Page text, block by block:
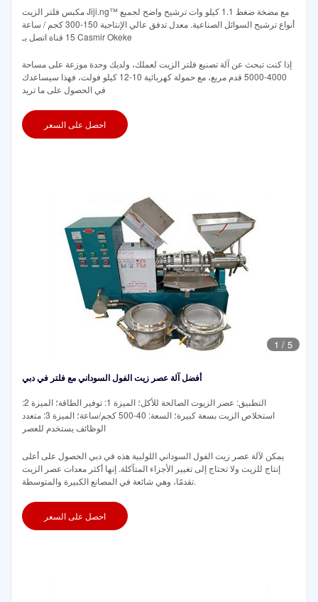
مكبس فلتر الزيت Jiji.ng™ مع مضخة ضغط 1.1 كيلو وات ترشيح واضح لجميع
أنواع ترشيح السوائل الصناعية. معدل تدفق عالي الإنتاجية 150-300 كجم / ساعة
15 قناة اتصل بـ Casmir Okeke
إذا كنت تبحث عن آلة تصنيع فلتر الزيت لعملك، ولديك وحدة موزعة على مساحة
4000-5000 قدم مربع، مع حمولة كهربائية 10-12 كيلو فولت، فهذا سيساعدك
في الحصول على ما تريد
احصل على السعر
1 / 5
أفضل آلة عصر زيت الفول السوداني مع فلتر في دبي
التطبيق: عصر الزيوت الصالحة للأكل؛ الميزة 1: توفير الطاقة؛ الميزة 2:
استخلاص الزيت بسعة كبيرة؛ السعة: 40-500 كجم/ساعة؛ الميزة 3: متعدد
الوظائف يستخدم للعصر
يمكن لآلة عصر زيت الفول السوداني اللولبية هذه في دبي الحصول على أعلى
إنتاج للزيت ولا تحتاج إلى تغيير الأجزاء المتآكلة. إنها أكثر معدات عصر الزيت
تقدمًا، وهي شائعة في المصانع الكبيرة والمتوسطة.
احصل على السعر